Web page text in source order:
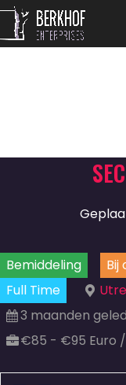
Bemiddeling
Full Time
3 maanden
€85 - €95 Euro